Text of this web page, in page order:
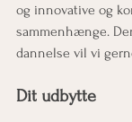
og innovative og
sammenhænge.
dannelse vil vi
Dit udbytte